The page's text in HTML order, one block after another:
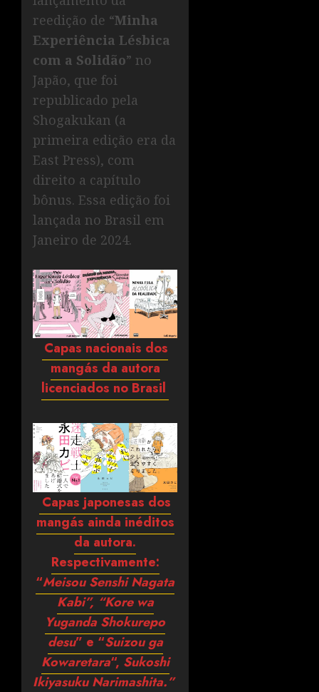
reedição de “Minha
Experiência Lésbica
com a Solidão” no
Japão, que foi
republicado pela
Shogakukan (a
primeira edição era da
East Press), com
direito a capítulo
bônus. Essa edição foi
lançada no Brasil em
Janeiro de 2024.
Capas nacionais dos
mangás da autora
licenciados no Brasil
Capas japonesas dos
mangás ainda inéditos
da autora.
Respectivamente:
“Meisou Senshi Nagata
Kabi”, “Kore wa
Yuganda Shokurepo
desu” e “Suizou ga
Kowaretara“, Sukoshi
Ikiyasuku Narimashita.”